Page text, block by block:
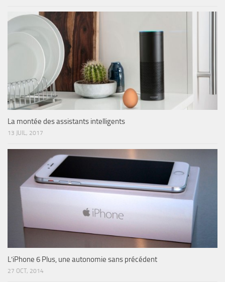
La montée des assistants intelligents
13 JUIL, 2017
L’iPhone 6 Plus, une autonomie sans précédent
27 OCT, 2014